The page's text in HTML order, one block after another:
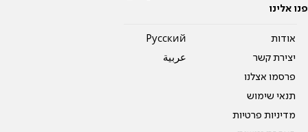
פנו אלינו
אודות
יצירת קשר
פרסמו אצלנו
תנאי שימוש
מדיניות פרטיות
Pусский
عربية